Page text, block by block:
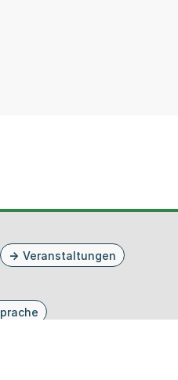
Veranstaltungen